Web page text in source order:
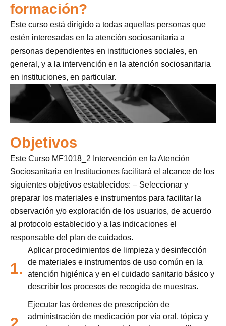
formación?
Este curso está dirigido a todas aquellas personas que
estén interesadas en la atención sociosanitaria a
personas dependientes en instituciones sociales, en
general, y a la intervención en la atención sociosanitaria
en instituciones, en particular.
Objetivos
Este Curso MF1018_2 Intervención en la Atención
Sociosanitaria en Instituciones facilitará el alcance de los
siguientes objetivos establecidos: – Seleccionar y
preparar los materiales e instrumentos para facilitar la
observación y/o exploración de los usuarios, de acuerdo
al protocolo establecido y a las indicaciones el
responsable del plan de cuidados.
1.
Aplicar procedimientos de limpieza y desinfección
de materiales e instrumentos de uso común en la
atención higiénica y en el cuidado sanitario básico y
describir los procesos de recogida de muestras.
Ejecutar las órdenes de prescripción de
administración de medicación por vía oral, tópica y